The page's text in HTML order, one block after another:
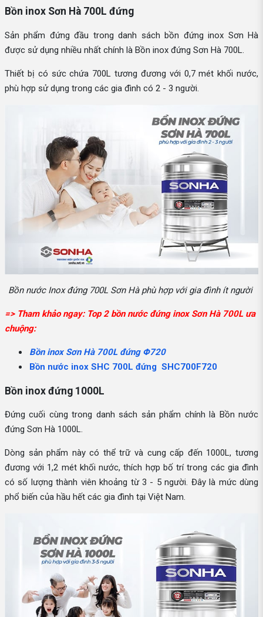
Bồn inox Sơn Hà 700L đứng
Sản phẩm đứng đầu trong danh sách bồn đứng inox Sơn Hà
được sử dụng nhiều nhất chính là Bồn inox đứng Sơn Hà 700L.
Thiết bị có sức chứa 700L tương đương với 0,7 mét khối nước,
phù hợp sử dụng trong các gia đình có 2 - 3 người.
Bồn nước Inox đứng 700L Sơn Hà phù hợp với gia đình ít người
=> Tham khảo ngay: Top 2 bồn nước đứng inox Sơn Hà 700L ưa
chuộng:
Bồn inox Sơn Hà 700L đứng Φ720
Bồn nước inox SHC 700L đứng SHC700F720
Bồn inox đứng 1000L
Đứng cuối cùng trong danh sách sản phẩm chính là Bồn nước
đứng Sơn Hà 1000L.
Dòng sản phẩm này có thể trữ và cung cấp đến 1000L, tương
đương với 1,2 mét khối nước, thích hợp bố trí trong các gia đình
có số lượng thành viên khoảng từ 3 - 5 người. Đây là mức dùng
phổ biến của hầu hết các gia đình tại Việt Nam.